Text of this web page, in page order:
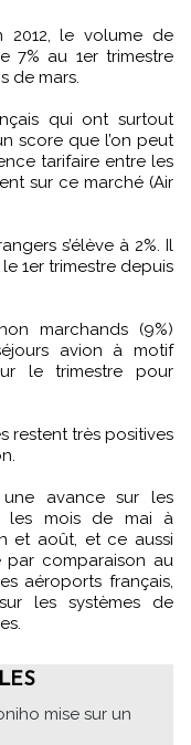
2012, le volume de
7% au 1er trimestre
de mars.
qui ont surtout
score que l’on peut
tarifaire entre les
sur ce marché (Air
s’élève à 2%. Il
1er trimestre depuis
marchands (9%)
avion à motif
le trimestre pour
restent très positives
avance sur les
les mois de mai à
et août, et ce aussi
par comparaison au
aéroports français,
les systèmes de
mise sur un